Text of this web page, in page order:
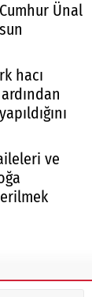
Ünal
hacı
ve